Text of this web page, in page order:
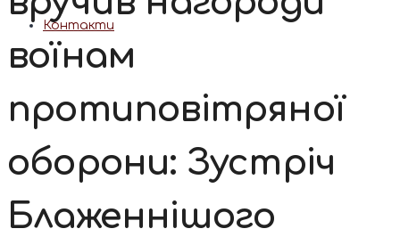
Контакти
воїнам
протиповітряної
оборони: Зустріч
Блаженнішого